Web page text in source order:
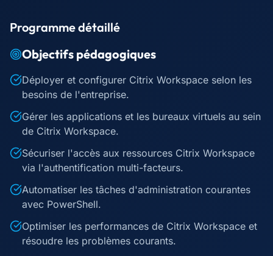
Programme détaillé
Objectifs pédagogiques
Déployer et configurer Citrix Workspace selon les
besoins de l'entreprise.
Gérer les applications et les bureaux virtuels au sein
de Citrix Workspace.
Sécuriser l'accès aux ressources Citrix Workspace
via l'authentification multi-facteurs.
Automatiser les tâches d'administration courantes
avec PowerShell.
Optimiser les performances de Citrix Workspace et
résoudre les problèmes courants.